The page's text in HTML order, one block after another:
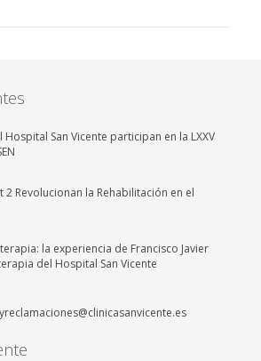
San Vicente participan en la LXXV
2 Revolucionan la Rehabilitación en el
la experiencia de Francisco Javier
del Hospital San Vicente